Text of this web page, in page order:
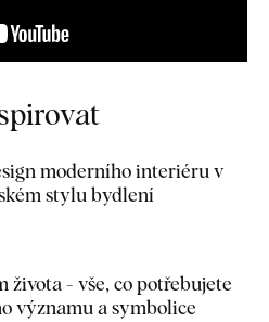
moderního interiéru v
stylu bydlení
života - vše, co potřebujete
významu a symbolice